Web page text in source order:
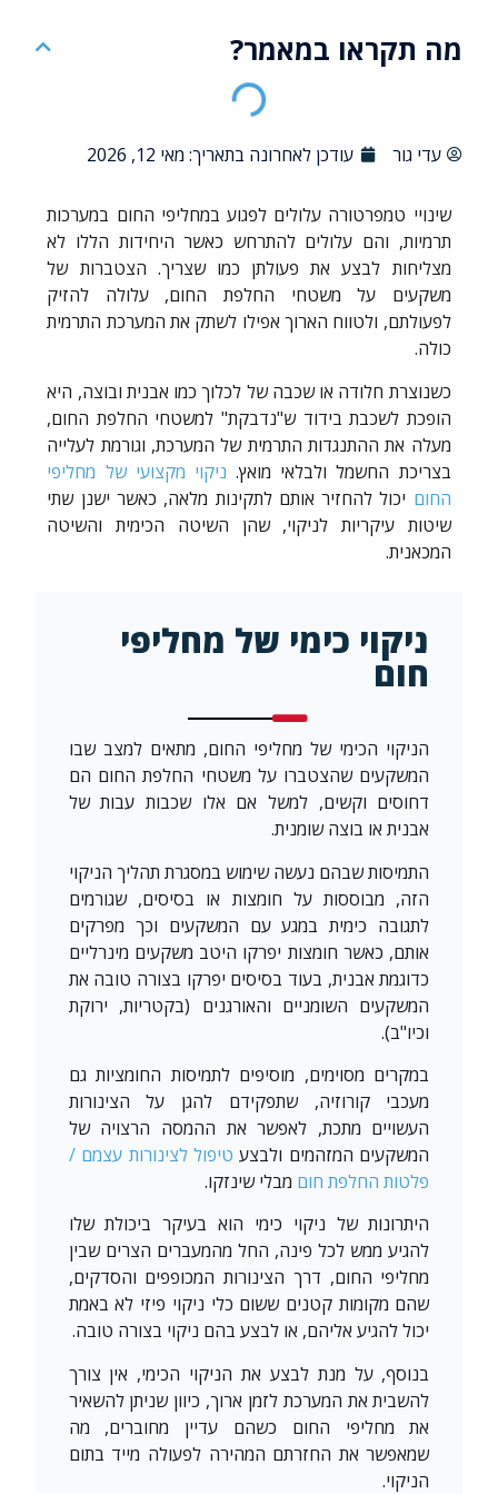
מה תקראו במאמר?
עדי גור עודכן לאחרונה בתאריך: מאי 12, 2026
שינויי טמפרטורה עלולים לפגוע במחליפי החום במערכות
תרמיות, והם עלולים להתרחש כאשר היחידות הללו לא
מצליחות לבצע את פעולתן כמו שצריך. הצטברות של
משקעים על משטחי החלפת החום, עלולה להזיק
לפעולתם, ולטווח הארוך אפילו לשתק את המערכת התרמית
כולה.
כשנוצרת חלודה או שכבה של לכלוך כמו אבנית ובוצה, היא
הופכת לשכבת בידוד ש"נדבקת" למשטחי החלפת החום,
מעלה את ההתנגדות התרמית של המערכת, וגורמת לעלייה
בצריכת החשמל ולבלאי מואץ. ניקוי מקצועי של מחליפי
החום יכול להחזיר אותם לתקינות מלאה, כאשר ישנן שתי
שיטות עיקריות לניקוי, שהן השיטה הכימית והשיטה
המכאנית.
ניקוי כימי של מחליפי
חום
הניקוי הכימי של מחליפי החום, מתאים למצב שבו
המשקעים שהצטברו על משטחי החלפת החום הם
דחוסים וקשים, למשל אם אלו שכבות עבות של
אבנית או בוצה שומנית.
התמיסות שבהם נעשה שימוש במסגרת תהליך הניקוי
הזה, מבוססות על חומצות או בסיסים, שגורמים
לתגובה כימית במגע עם המשקעים וכך מפרקים
אותם, כאשר חומצות יפרקו היטב משקעים מינרליים
כדוגמת אבנית, בעוד בסיסים יפרקו בצורה טובה את
המשקעים השומניים והאורגנים (בקטריות, ירוקת
וכיו"ב).
במקרים מסוימים, מוסיפים לתמיסות החומציות גם
מעכבי קורוזיה, שתפקידם להגן על הצינורות
העשויים מתכת, לאפשר את ההמסה הרצויה של
המשקעים המזהמים ולבצע טיפול לצינורות עצמם /
פלטות החלפת חום מבלי שינזקו.
היתרונות של ניקוי כימי הוא בעיקר ביכולת שלו
להגיע ממש לכל פינה, החל מהמעברים הצרים שבין
מחליפי החום, דרך הצינורות המכופפים והסדקים,
שהם מקומות קטנים ששום כלי ניקוי פיזי לא באמת
יכול להגיע אליהם, או לבצע בהם ניקוי בצורה טובה.
בנוסף, על מנת לבצע את הניקוי הכימי, אין צורך
להשבית את המערכת לזמן ארוך, כיוון שניתן להשאיר
את מחליפי החום כשהם עדיין מחוברים, מה
שמאפשר את החזרתם המהירה לפעולה מייד בתום
הניקוי.